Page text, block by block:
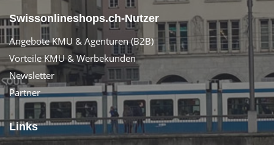
Swissonlineshops.ch-Nutzer
Angebote KMU & Agenturen (B2B)
Vorteile KMU & Werbekunden
Newsletter
Partner
Links